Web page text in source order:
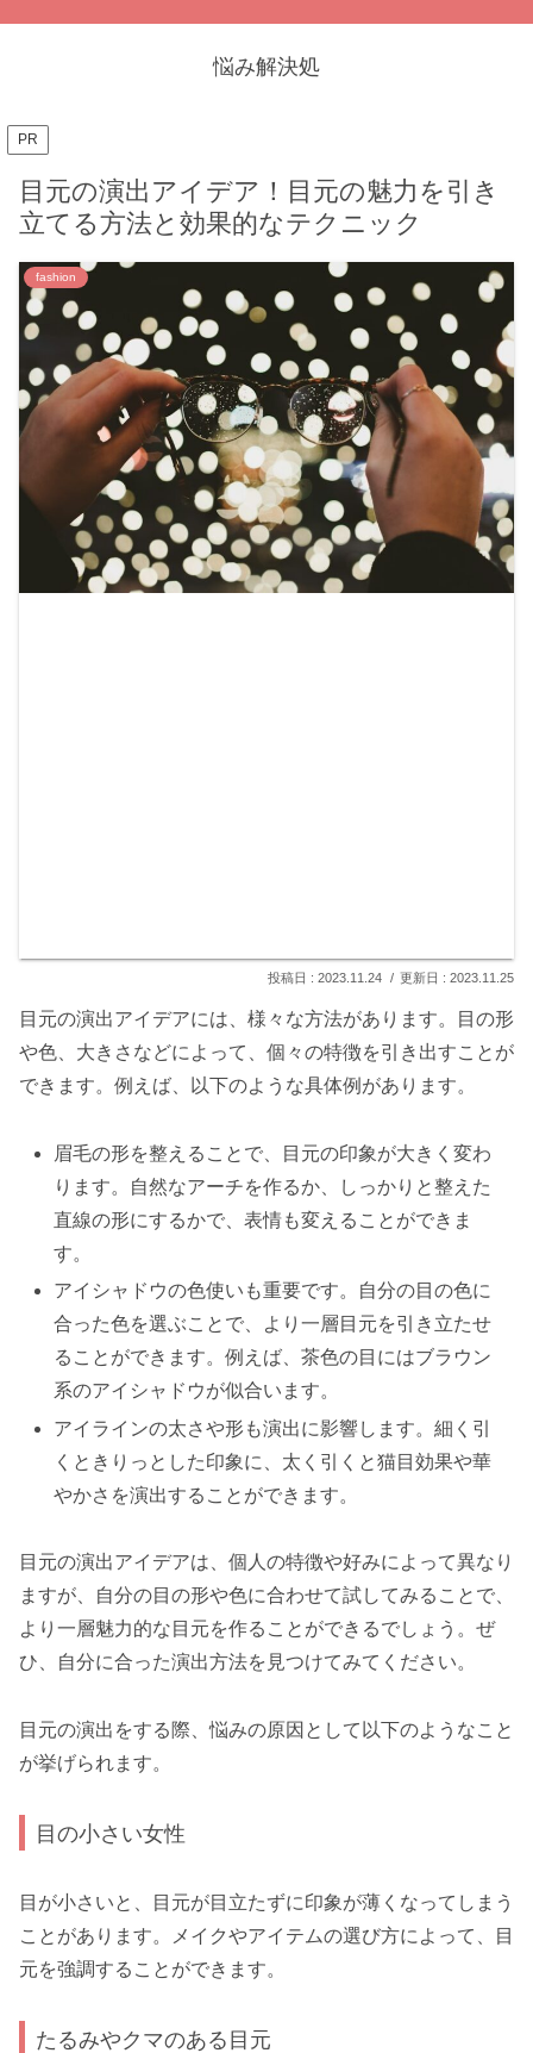
悩み解決処
PR
目元の演出アイデア！目元の魅力を引き
立てる方法と効果的なテクニック
fashion
2023.11.24 2023.11.25
目元の演出アイデアには、様々な方法があります。目の形
や色、大きさなどによって、個々の特徴を引き出すことが
できます。例えば、以下のような具体例があります。
眉毛の形を整えることで、目元の印象が大きく変わ
ります。自然なアーチを作るか、しっかりと整えた
直線の形にするかで、表情も変えることができま
す。
アイシャドウの色使いも重要です。自分の目の色に
合った色を選ぶことで、より一層目元を引き立たせ
ることができます。例えば、茶色の目にはブラウン
系のアイシャドウが似合います。
アイラインの太さや形も演出に影響します。細く引
くときりっとした印象に、太く引くと猫目効果や華
やかさを演出することができます。
目元の演出アイデアは、個人の特徴や好みによって異なり
ますが、自分の目の形や色に合わせて試してみることで、
より一層魅力的な目元を作ることができるでしょう。ぜ
ひ、自分に合った演出方法を見つけてみてください。
目元の演出をする際、悩みの原因として以下のようなこと
が挙げられます。
目の小さい女性
目が小さいと、目元が目立たずに印象が薄くなってしまう
ことがあります。メイクやアイテムの選び方によって、目
元を強調することができます。
たるみやクマのある目元